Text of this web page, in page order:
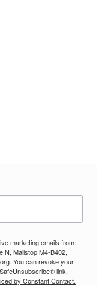
marketing emails from:
N, Mailstop M4-B402,
You can revoke your
link,
by Constant Contact.